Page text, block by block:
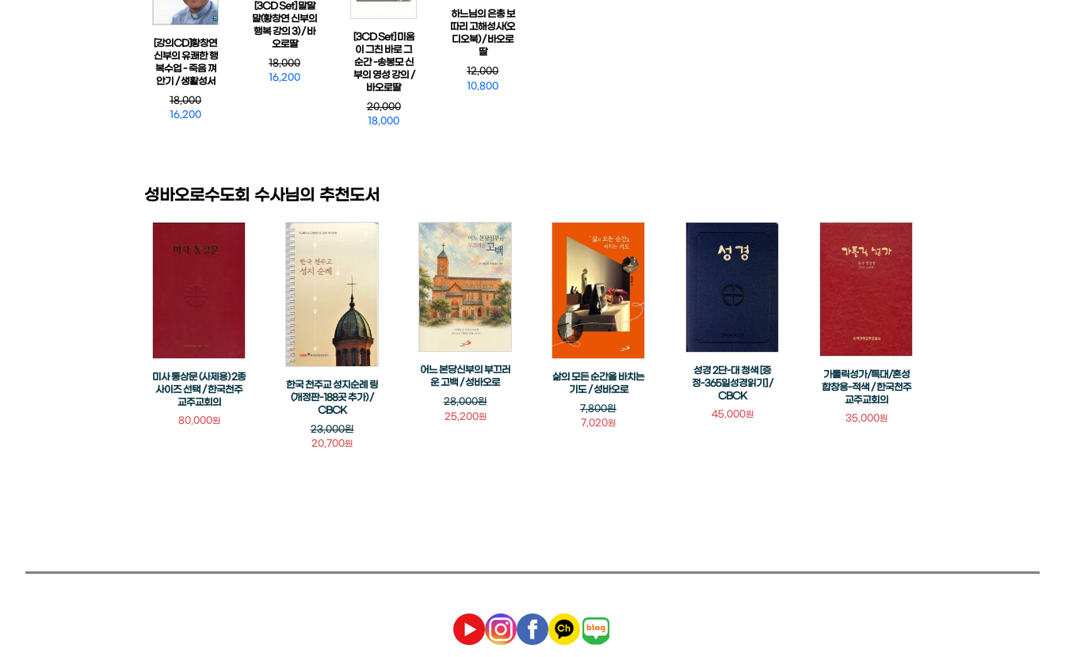
[강의CD]황창연
신부의 유쾌한 행
복수업 - 죽음 껴
안기 / 생활성서
18,000
16,200
[3CD Set] 말말
말(황창연 신부의
행복 강의 3) / 바
오로딸
18,000
16,200
[3CD Set] 미움
이 그친 바로 그
순간 -송봉모 신
부의 영성 강의 /
바오로딸
20,000
18,000
하느님의 은총 보
따리 고해성사(오
디오북) / 바오로
딸
12,000
10,800
성바오로수도회 수사님의 추천도서
미사 통상문 (사제용) 2종
사이즈 선택 / 한국천주
교주교회의
80,000원
한국 천주교 성지순례 링
(개정판-188곳 추가) /
CBCK
23,000원
20,700원
어느 본당신부의 부끄러
운 고백 / 성바오로
28,000원
25,200원
삶의 모든 순간을 바치는
기도 / 성바오로
7,800원
7,020원
성경 2단-대 청색 [증
정-365일성경읽기] /
CBCK
45,000원
가톨릭성가/특대/혼성
합창용-적색 / 한국천주
교주교회의
35,000원